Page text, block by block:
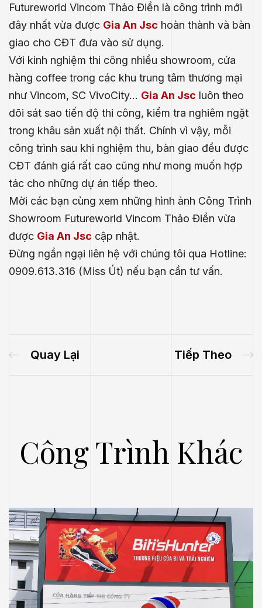
Futureworld Vincom Thảo Điền là công trình mới
đây nhất vừa được Gia An Jsc hoàn thành và bàn
giao cho CĐT đưa vào sử dụng.
Với kinh nghiệm thi công nhiều showroom, cửa
hàng coffee trong các khu trung tâm thương mại
như Vincom, SC VivoCity… Gia An Jsc luôn theo
dõi sát sao tiến độ thi công, kiểm tra nghiêm ngặt
trong khâu sản xuất nội thất. Chính vì vậy, mỗi
công trình sau khi nghiệm thu, bàn giao đều được
CĐT đánh giá rất cao cũng như mong muốn hợp
tác cho những dự án tiếp theo.
Mời các bạn cùng xem những hình ảnh Công Trình
Showroom Futureworld Vincom Thảo Điền vừa
được Gia An Jsc cập nhật.
Đừng ngần ngại liên hệ với chúng tôi qua Hotline:
0909.613.316 (Miss Út) nếu bạn cần tư vấn.
Quay Lại Tiếp Theo
Công Trình Khác